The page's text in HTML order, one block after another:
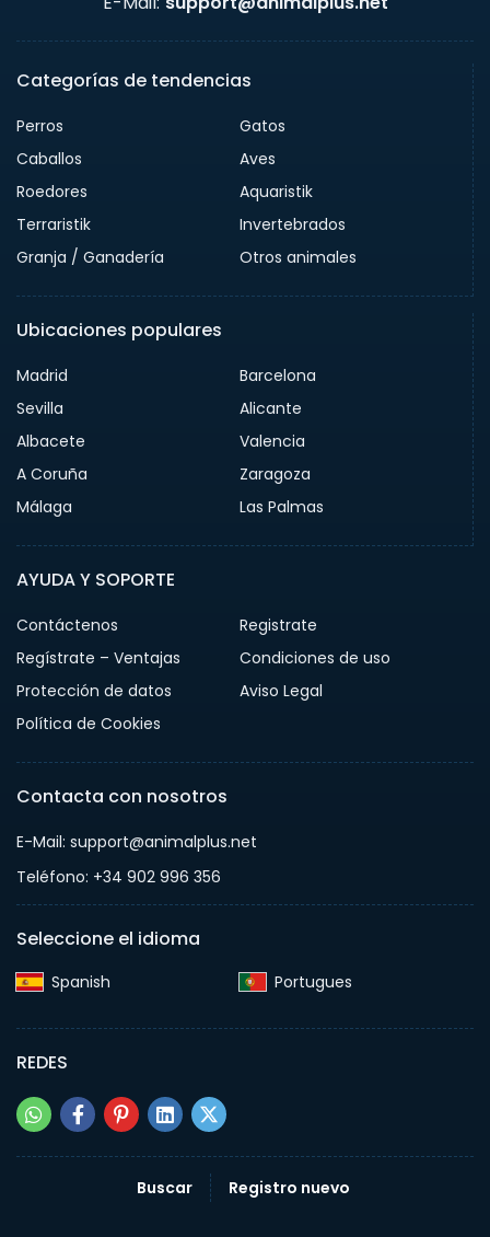
Categorías de tendencias
Perros
Gatos
Caballos
Aves
Roedores
Aquaristik
Terraristik
Invertebrados
Granja / Ganadería
Otros animales
Ubicaciones populares
Madrid
Barcelona
Sevilla
Alicante
Albacete
Valencia
A Coruña
Zaragoza
Málaga
Las Palmas
AYUDA Y SOPORTE
Contáctenos
Registrate
Regístrate – Ventajas
Condiciones de uso
Protección de datos
Aviso Legal
Política de Cookies
Contacta con nosotros
E-Mail: support@animalplus.net
Teléfono: +34 902 996 356
Seleccione el idioma
Spanish‎ Portugues‎
REDES
Buscar Registro nuevo